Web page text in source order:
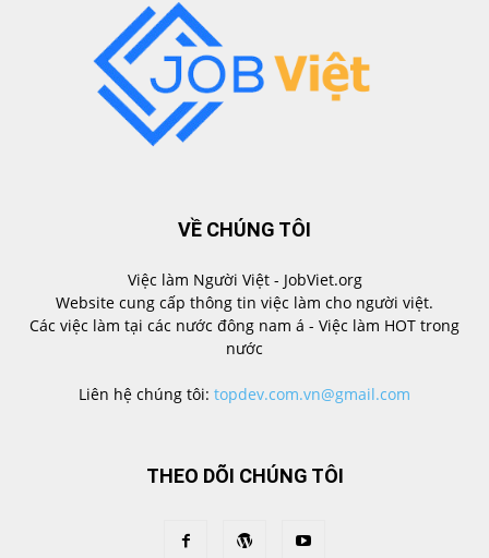
VỀ CHÚNG TÔI
Việc làm Người Việt - JobViet.org
Website cung cấp thông tin việc làm cho người việt.
Các việc làm tại các nước đông nam á - Việc làm HOT trong
nước
Liên hệ chúng tôi: topdev.com.vn@gmail.com
THEO DÕI CHÚNG TÔI